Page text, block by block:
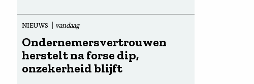
NIEUWS vandaag
Ondernemersvertrouwen
herstelt na forse dip,
onzekerheid blijft